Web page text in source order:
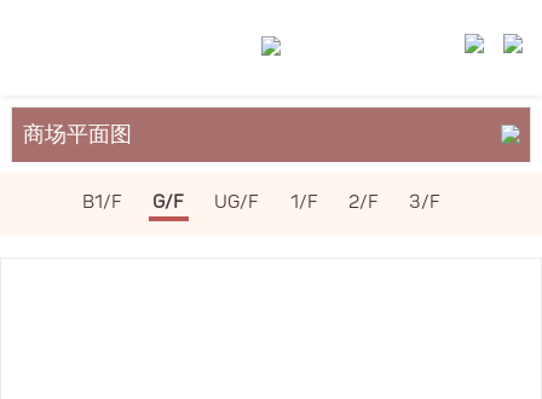
商场平面图
关于裕民坊
B1/F G/F UG/F 1/F 2/F 3/F